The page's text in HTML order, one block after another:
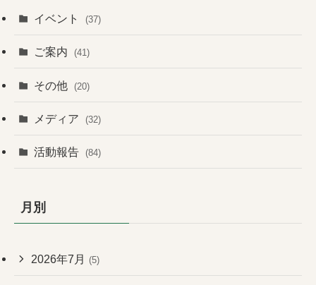
イベント (37)
ご案内 (41)
その他 (20)
メディア (32)
活動報告 (84)
月別
2026年7月 (5)